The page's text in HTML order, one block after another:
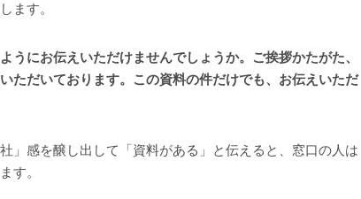
ます。
うにお伝えいただけませんでしょうか。ご挨拶かたがた、
ただいております。この資料の件だけでも、お伝えいただ
」感を醸し出して「資料がある」と伝えると、窓口の人は
す。